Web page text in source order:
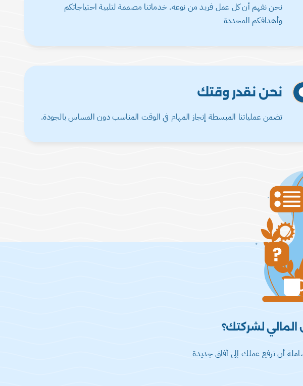
نحن نفهم أن كل عمل فريد من نوعه. خدماتنا مصممة لتلبية احتياجاتكم
وأهدافكم المحددة
نحن نقدر وقتك
تضمن عملياتنا المبسطة إنجاز المهام في الوقت المناسب دون المساس بالجودة.
لشركتك؟
أن ترفع عملك إلى آفاق جديدة